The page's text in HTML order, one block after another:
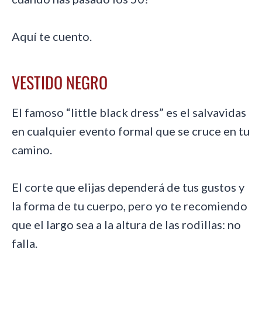
Aquí te cuento.
VESTIDO NEGRO
El famoso “little black dress” es el salvavidas
en cualquier evento formal que se cruce en tu
camino.
El corte que elijas dependerá de tus gustos y
la forma de tu cuerpo, pero yo te recomiendo
que el largo sea a la altura de las rodillas: no
falla.